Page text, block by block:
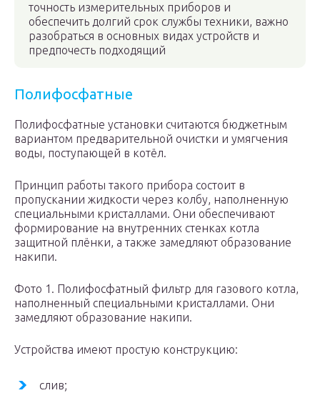
точность измерительных приборов и
обеспечить долгий срок службы техники, важно
разобраться в основных видах устройств и
предпочесть подходящий
Полифосфатные
Полифосфатные установки считаются бюджетным
вариантом предварительной очистки и умягчения
воды, поступающей в котёл.
Принцип работы такого прибора состоит в
пропускании жидкости через колбу, наполненную
специальными кристаллами. Они обеспечивают
формирование на внутренних стенках котла
защитной плёнки, а также замедляют образование
накипи.
Фото 1. Полифосфатный фильтр для газового котла,
наполненный специальными кристаллами. Они
замедляют образование накипи.
Устройства имеют простую конструкцию:
слив;